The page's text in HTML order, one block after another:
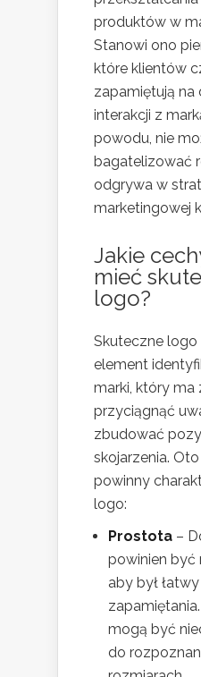
produktów w
Stanowi ono
które klientów
zapamiętują na
interakcji z
powodu, nie
bagatelizować
odgrywa w
marketingowej
Jakie
mieć
logo?
Skuteczne
element
marki, który ma
przyciągnąć
zbudować
skojarzenia.
powinny
logo:
Prostota –
powinien być
aby był
mogą być
do